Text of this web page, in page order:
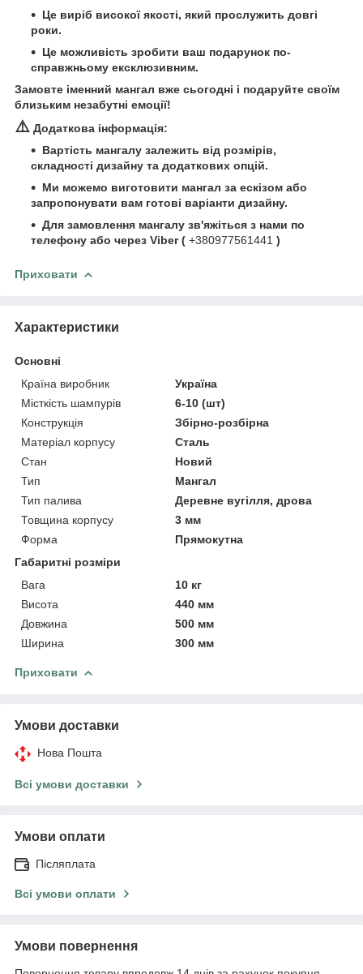
Це виріб високої якості, який прослужить довгі
роки.
Це можливість зробити ваш подарунок по-
справжньому ексклюзивним.
Замовте іменний мангал вже сьогодні і подаруйте своїм
близьким незабутні емоції!
⚠️ Додаткова інформація:
Вартість мангалу залежить від розмірів,
складності дизайну та додаткових опцій.
Ми можемо виготовити мангал за ескізом або
запропонувати вам готові варіанти дизайну.
Для замовлення мангалу зв'яжіться з нами по
телефону або через Viber ( +380977561441 )
Приховати
Характеристики
Основні
Країна виробник
Україна
Місткість шампурів
6-10 (шт)
Конструкція
Збірно-розбірна
Матеріал корпусу
Сталь
Стан
Новий
Тип
Мангал
Тип палива
Деревне вугілля, дрова
Товщина корпусу
3 мм
Форма
Прямокутна
Габаритні розміри
Вага
10 кг
Висота
440 мм
Довжина
500 мм
Ширина
300 мм
Приховати
Умови доставки
Нова Пошта
Всі умови доставки
Умови оплати
Післяплата
Всі умови оплати
Умови повернення